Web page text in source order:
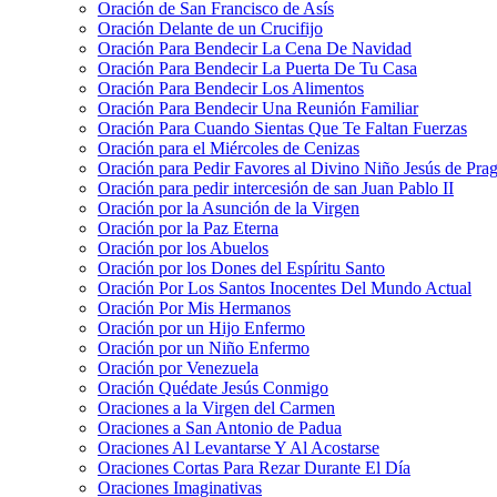
Oración de San Francisco de Asís
Oración Delante de un Crucifijo
Oración Para Bendecir La Cena De Navidad
Oración Para Bendecir La Puerta De Tu Casa
Oración Para Bendecir Los Alimentos
Oración Para Bendecir Una Reunión Familiar
Oración Para Cuando Sientas Que Te Faltan Fuerzas
Oración para el Miércoles de Cenizas
Oración para Pedir Favores al Divino Niño Jesús de
Oración para pedir intercesión de san Juan Pablo II
Oración por la Asunción de la Virgen
Oración por la Paz Eterna
Oración por los Abuelos
Oración por los Dones del Espíritu Santo
Oración Por Los Santos Inocentes Del Mundo Actual
Oración Por Mis Hermanos
Oración por un Hijo Enfermo
Oración por un Niño Enfermo
Oración por Venezuela
Oración Quédate Jesús Conmigo
Oraciones a la Virgen del Carmen
Oraciones a San Antonio de Padua
Oraciones Al Levantarse Y Al Acostarse
Oraciones Cortas Para Rezar Durante El Día
Oraciones Imaginativas